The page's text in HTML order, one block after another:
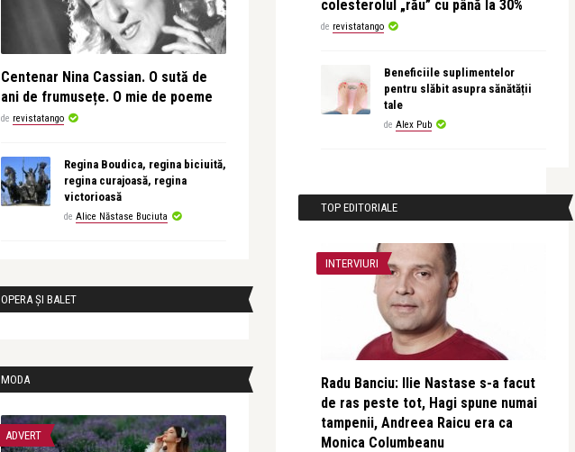
Centenar Nina Cassian. O sută de
ani de frumusețe. O mie de poeme
de revistatango
Regina Boudica, regina biciuită,
regina curajoasă, regina
victorioasă
de Alice Năstase Buciuta
OPERA ȘI BALET
MODA
ADVERT
colesterolul „rău” cu până la 30%
de revistatango
Beneficiile suplimentelor
pentru slăbit asupra sănătății
tale
de Alex Pub
TOP EDITORIALE
INTERVIURI
Radu Banciu: Ilie Nastase s-a facut
de ras peste tot, Hagi spune numai
tampenii, Andreea Raicu era ca
Monica Columbeanu